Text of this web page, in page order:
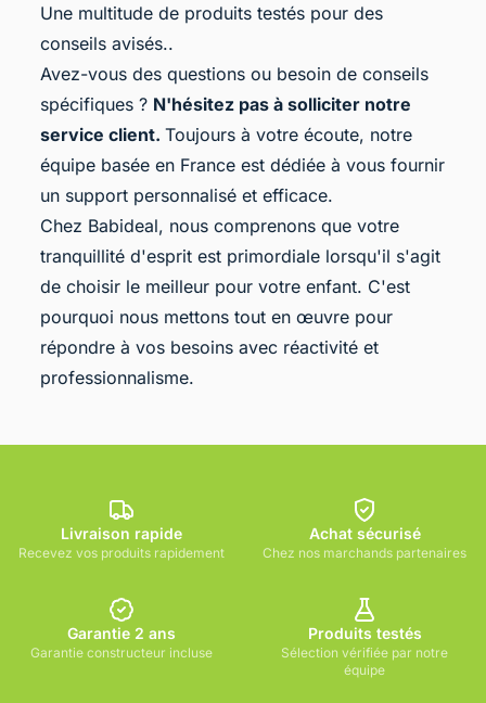
Une multitude de produits testés pour des
conseils avisés..
Avez-vous des questions ou besoin de conseils
spécifiques ? N'hésitez pas à solliciter notre
service client. Toujours à votre écoute, notre
équipe basée en France est dédiée à vous fournir
un support personnalisé et efficace.
Chez Babideal, nous comprenons que votre
tranquillité d'esprit est primordiale lorsqu'il s'agit
de choisir le meilleur pour votre enfant. C'est
pourquoi nous mettons tout en œuvre pour
répondre à vos besoins avec réactivité et
professionnalisme.
Livraison rapide
Recevez vos produits rapidement
Achat sécurisé
Chez nos marchands partenaires
Garantie 2 ans
Garantie constructeur incluse
Produits testés
Sélection vérifiée par notre
équipe